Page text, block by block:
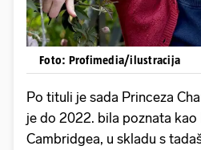
Foto: Profimedia/ilustracija
Po tituli je sada Princeza
je do 2022. bila poznata
Cambridgea, u skladu s